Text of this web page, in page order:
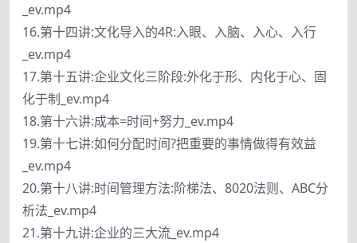
_ev.mp4
16.第十四讲:文化导入的4R:入眼、入脑、入心、入行
_ev.mp4
17.第十五讲:企业文化三阶段:外化于形、内化于心、固
化于制_ev.mp4
18.第十六讲:成本=时间+努力_ev.mp4
19.第十七讲:如何分配时间?把重要的事情做得有效益
_ev.mp4
20.第十八讲:时间管理方法:阶梯法、8020法则、ABC分
析法_ev.mp4
21.第十九讲:企业的三大流_ev.mp4